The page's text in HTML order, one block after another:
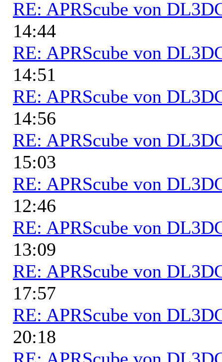
RE: APRScube von
14:44
RE: APRScube von
14:51
RE: APRScube von
14:56
RE: APRScube von
15:03
RE: APRScube von
12:46
RE: APRScube von
13:09
RE: APRScube von
17:57
RE: APRScube von
20:18